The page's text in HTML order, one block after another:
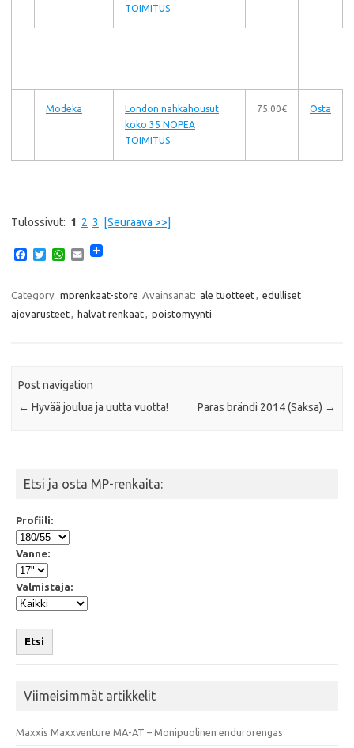
TOIMITUS
Modeka
London nahkahousut
koko 35 NOPEA
TOIMITUS
75.00€ Osta
Tulossivut: 1 2 3 [Seuraava >>]
e
b
o
T
t
t
e
W
t
s
A
E
i
Category: mprenkaat-store Avainsanat: ale tuotteet, edulliset
ajovarusteet, halvat renkaat, poistomyynti
Post navigation
← Hyvää joulua ja uutta vuotta! Paras brändi 2014 (Saksa) →
Etsi ja osta MP-renkaita:
Profiili:
Vanne:
Valmistaja:
Etsi
Viimeisimmät artikkelit
Maxxis Maxxventure MA-AT – Monipuolinen endurorengas